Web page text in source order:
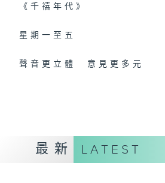
《千禧年代》
星期一至五
聲音更立體 意見更多元
「千禧年代」鼓勵聽眾及嘉
聽眾提供最新資訊以迎接新
監製：林嘉瑜
最新 LATEST